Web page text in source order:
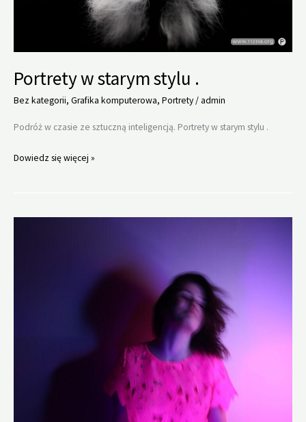
Portrety w starym stylu .
Bez kategorii, Grafika komputerowa, Portrety/admin
Podróż w czasie ze sztuczną inteligencją. Portrety w starym stylu .
Portrety
Dowiedz się więcej »